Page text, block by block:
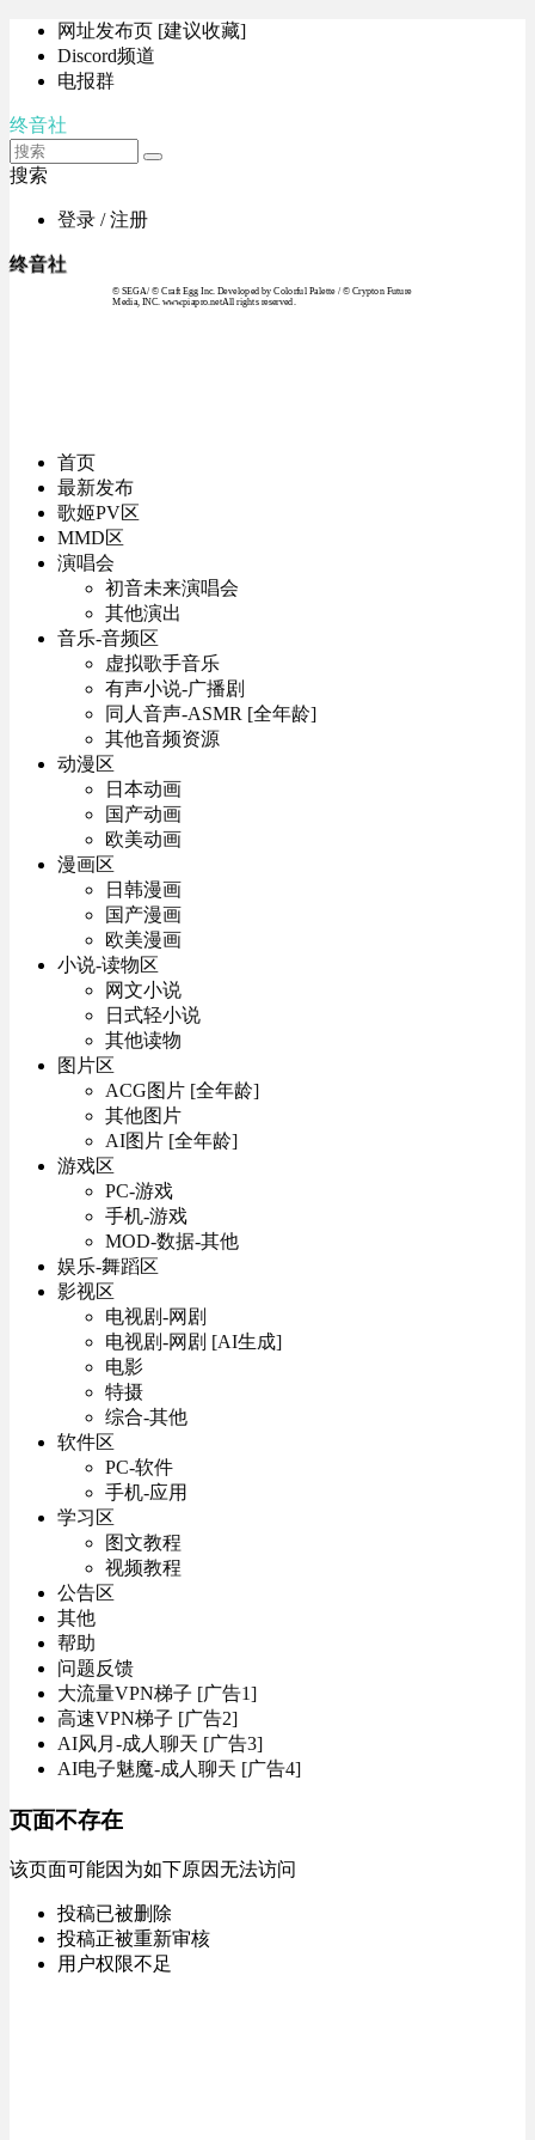
网址发布页 [建议收藏]
Discord频道
电报群
终音社
搜索
登录 / 注册
终音社
© SEGA / © Craft Egg Inc. Developed by Colorful Palette / © Crypton Future
Media, INC. www.piapro.netAll rights reserved.
首页
最新发布
歌姬PV区
MMD区
演唱会
初音未来演唱会
其他演出
音乐-音频区
虚拟歌手音乐
有声小说-广播剧
同人音声-ASMR [全年龄]
其他音频资源
动漫区
日本动画
国产动画
欧美动画
漫画区
日韩漫画
国产漫画
欧美漫画
小说-读物区
网文小说
日式轻小说
其他读物
图片区
ACG图片 [全年龄]
其他图片
AI图片 [全年龄]
游戏区
PC-游戏
手机-游戏
MOD-数据-其他
娱乐-舞蹈区
影视区
电视剧-网剧
电视剧-网剧 [AI生成]
电影
特摄
综合-其他
软件区
PC-软件
手机-应用
学习区
图文教程
视频教程
公告区
其他
帮助
问题反馈
大流量VPN梯子 [广告1]
高速VPN梯子 [广告2]
AI风月-成人聊天 [广告3]
AI电子魅魔-成人聊天 [广告4]
页面不存在
该页面可能因为如下原因无法访问
投稿已被删除
投稿正被重新审核
用户权限不足